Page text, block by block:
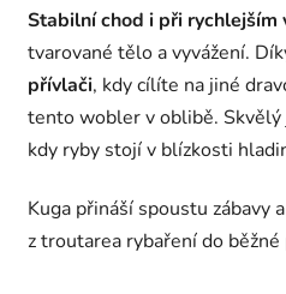
Stabilní chod i při rychlejším
tvarované tělo a vyvážení.
přívlači, kdy cílíte na jiné
tento wobler v oblibě.
kdy ryby stojí v blízkosti
Kuga přináší spoustu zábavy
z troutarea rybaření do